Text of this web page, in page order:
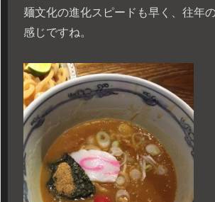
麺文化の進化スピードも早く、往年
感じですね。